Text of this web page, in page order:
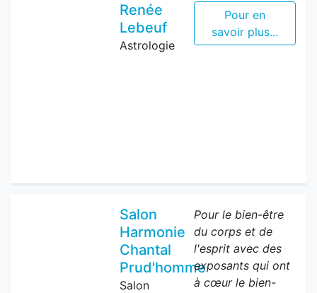
Renée
Lebeuf
Astrologie
Pour en
savoir plus...
Salon
Harmonie
Chantal
Prud'homme
Salon
Pour le bien-être
du corps et de
l'esprit avec des
exposants qui ont
à cœur le bien-